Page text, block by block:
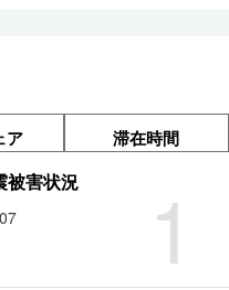
ア 滞在時間
1
被害状況